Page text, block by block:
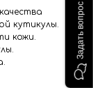
кутикулы.
кожи.
Задать вопрос